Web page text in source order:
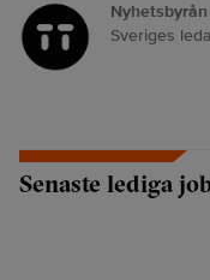
Nyhetsbyrån
Sveriges
Senaste lediga